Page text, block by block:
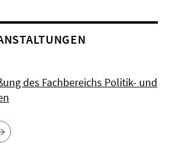
des Fachbereichs Politik- und